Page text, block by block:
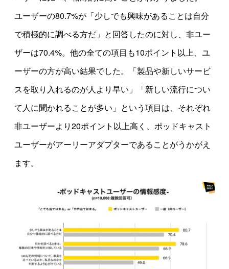
ユーザーの80.7%が「少しでも興味があることは自分
で積極的に調べる方だ」と回答したのに対し、非ユー
ザーは70.4%。他の全ての項目も10ポイント以上、ユ
ーザーの方が高い結果でした。「製品や新しいサービ
スを取り入れるのが人より早い」「新しい流行につい
て人に聞かれることが多い」という項目は、それぞれ
非ユーザーより20ポイント以上高く、ポッドキャスト
ユーザーがアーリーアダプターであることがうかがえ
ます。